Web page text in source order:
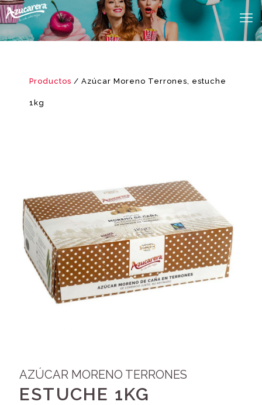
Productos / Azúcar Moreno Terrones, estuche
1kg
AZÚCAR MORENO TERRONES
ESTUCHE 1KG